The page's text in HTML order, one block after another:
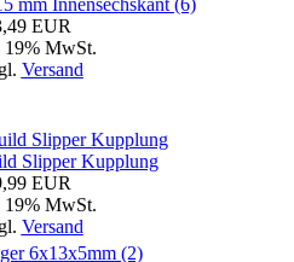
EUR
MwSt.
Versand
Slipper Kupplung
EUR
MwSt.
Versand